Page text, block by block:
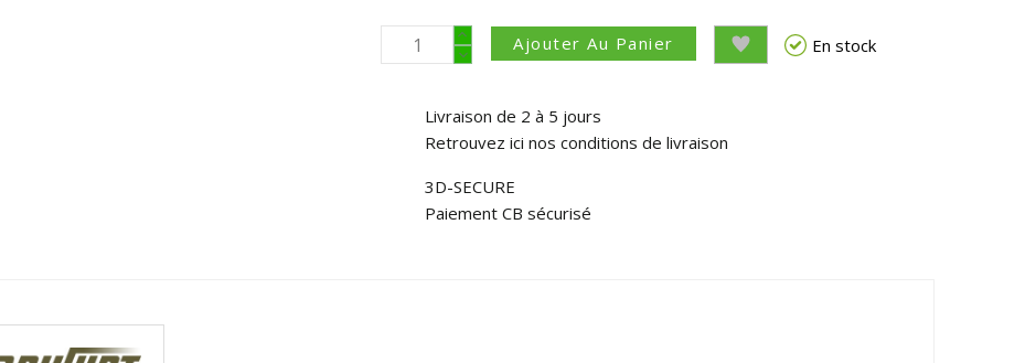
Ajouter Au Panier En stock
Livraison de 2 à 5 jours
Retrouvez ici nos conditions de livraison
3D-SECURE
Paiement CB sécurisé